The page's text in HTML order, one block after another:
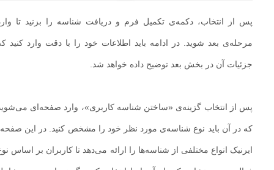
پس از انتخاب، دکمه‌ی تکمیل فرم و دریافت شناسه را بزنید تا وارد
مرحله‌ی بعد شوید. در ادامه باید اطلاعات خود را با دقت وارد کنید که
جزئیات آن در بخش بعد توضیح داده خواهد شد.
پس از انتخاب گزینه‌ی «ساختن شناسه کاربری»، وارد صفحه‌ای می‌شوید
که در آن باید نوع شناسه‌ی مورد نظر خود را مشخص کنید. در این صفحه،
ایرنیک انواع مختلفی از شناسه‌ها را ارائه می‌دهد تا کاربران بر اساس نوع